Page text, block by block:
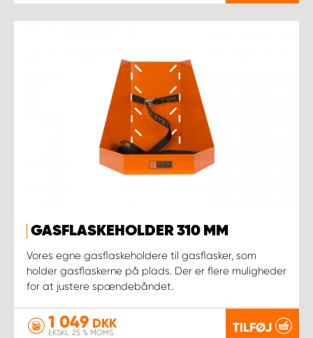
GASFLASKEHOLDER 310 MM
Vores egne gasflaskeholdere til gasflasker, som
holder gasflaskerne på plads. Der er flere muligheder
for at justere spændebåndet.
1 049 DKK
EKSKL. 25 % MOMS TILFØJ